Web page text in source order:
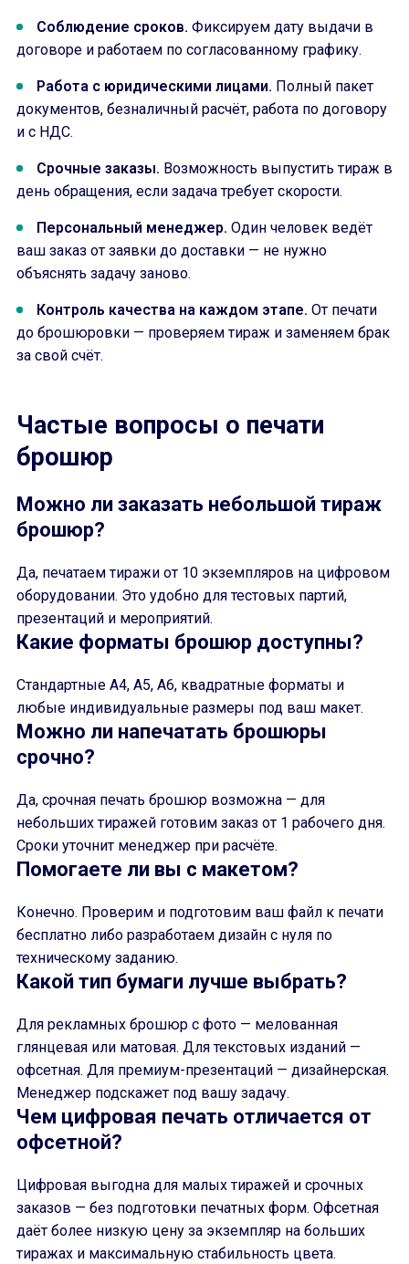
Соблюдение сроков. Фиксируем дату выдачи в
договоре и работаем по согласованному графику.
Работа с юридическими лицами. Полный пакет
документов, безналичный расчёт, работа по договору
и с НДС.
Срочные заказы. Возможность выпустить тираж в
день обращения, если задача требует скорости.
Персональный менеджер. Один человек ведёт
ваш заказ от заявки до доставки — не нужно
объяснять задачу заново.
Контроль качества на каждом этапе. От печати
до брошюровки — проверяем тираж и заменяем брак
за свой счёт.
Частые вопросы о печати
брошюр
Можно ли заказать небольшой тираж
брошюр?
Да, печатаем тиражи от 10 экземпляров на цифровом
оборудовании. Это удобно для тестовых партий,
презентаций и мероприятий.
Какие форматы брошюр доступны?
Стандартные A4, A5, A6, квадратные форматы и
любые индивидуальные размеры под ваш макет.
Можно ли напечатать брошюры
срочно?
Да, срочная печать брошюр возможна — для
небольших тиражей готовим заказ от 1 рабочего дня.
Сроки уточнит менеджер при расчёте.
Помогаете ли вы с макетом?
Конечно. Проверим и подготовим ваш файл к печати
бесплатно либо разработаем дизайн с нуля по
техническому заданию.
Какой тип бумаги лучше выбрать?
Для рекламных брошюр с фото — мелованная
глянцевая или матовая. Для текстовых изданий —
офсетная. Для премиум-презентаций — дизайнерская.
Менеджер подскажет под вашу задачу.
Чем цифровая печать отличается от
офсетной?
Цифровая выгодна для малых тиражей и срочных
заказов — без подготовки печатных форм. Офсетная
даёт более низкую цену за экземпляр на больших
тиражах и максимальную стабильность цвета.